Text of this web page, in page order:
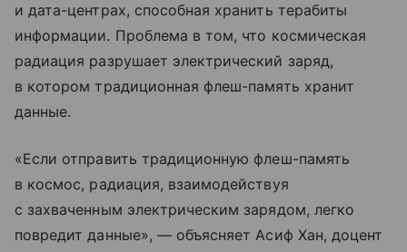
и дата-центрах, способная хранить терабиты
информации. Проблема в том, что космическая
радиация разрушает электрический заряд,
в котором традиционная флеш-память хранит
данные.
«Если отправить традиционную флеш-память
в космос, радиация, взаимодействуя
с захваченным электрическим зарядом, легко
повредит данные», — объясняет Асиф Хан, доцент